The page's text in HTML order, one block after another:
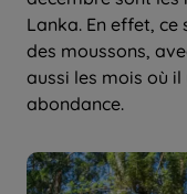
Lanka. En effet,
des moussons,
aussi les mois où
abondance.